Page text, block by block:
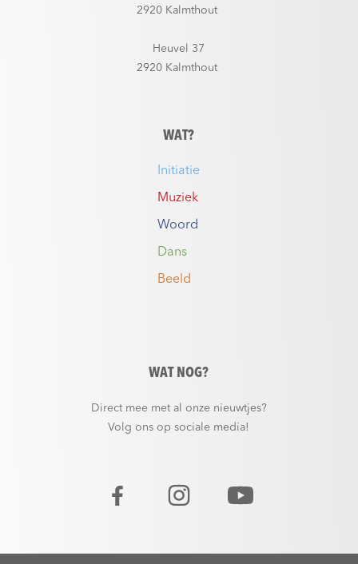
2920 Kalmthout
Heuvel 37
2920 Kalmthout
WAT?
Initiatie
Muziek
Woord
Dans
Beeld
WAT NOG?
Direct mee met al onze nieuwtjes?
Volg ons op sociale media!